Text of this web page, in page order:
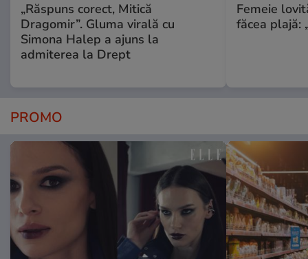
„Răspuns corect, Mitică
Dragomir”. Gluma virală cu
Simona Halep a ajuns la
admiterea la Drept
Femeie
făcea plajă:
PROMO